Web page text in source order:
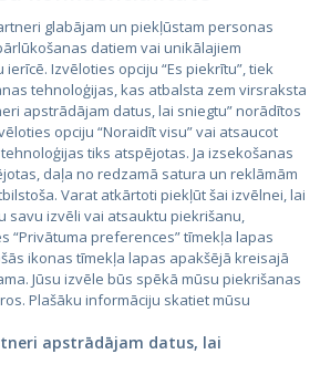
glabājam un piekļūstam personas
datiem vai unikālajiem
Izvēloties opciju “Es piekrītu”, tiek
tehnoloģijas, kas atbalsta zem virsraksta
apstrādājam datus, lai sniegtu” norādītos
opciju “Noraidīt visu” vai atsaucot
tiks atspējotas. Ja izsekošanas
daļa no redzamā satura un reklāmām
Varat atkārtoti piekļūt šai izvēlnei, lai
savu izvēli vai atsauktu piekrišanu,
“Privātuma preferences” tīmekļa lapas
ikonas tīmekļa lapas apakšējā kreisajā
Jūsu izvēle būs spēkā mūsu piekrišanas
Plašāku informāciju skatiet mūsu
apstrādājam datus, lai